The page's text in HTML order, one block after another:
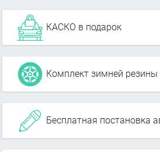
КАСКО в подарок
Комплект зимней резины
Бесплатная постановка